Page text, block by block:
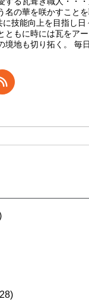
名の華を咲かすこと
に技能向上を目指し
ともに時には瓦をア
境地も切り拓く。 毎